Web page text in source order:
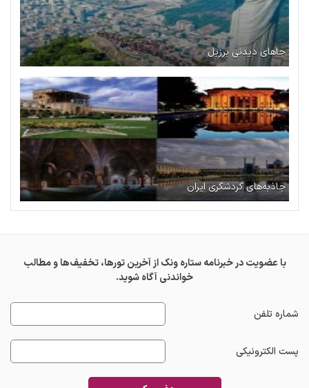
جاهای دیدنی برزیل
جاذبه‌های گردشگری ایران
با عضویت در خبرنامه ستاره ونک از آخرین تورها، تخفیف‌ها و مطالب
خواندنی آگاه شوید.
شماره تلفن
پست الکترونیکی